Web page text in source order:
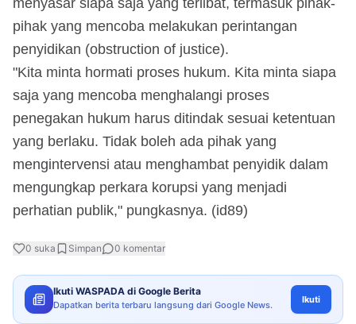
pihak yang mencoba melakukan perintangan
penyidikan (obstruction of justice).
"Kita minta hormati proses hukum. Kita minta siapa
saja yang mencoba menghalangi proses
penegakan hukum harus ditindak sesuai ketentuan
yang berlaku. Tidak boleh ada pihak yang
mengintervensi atau menghambat penyidik dalam
mengungkap perkara korupsi yang menjadi
perhatian publik," pungkasnya. (id89)
0 suka Simpan 0 komentar
Ikuti WASPADA di Google Berita
Dapatkan berita terbaru langsung dari Google News. Ikuti